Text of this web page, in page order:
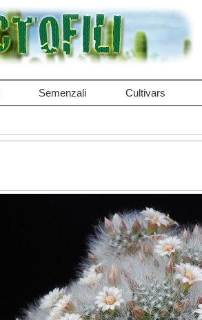
Semenzali Cultivars